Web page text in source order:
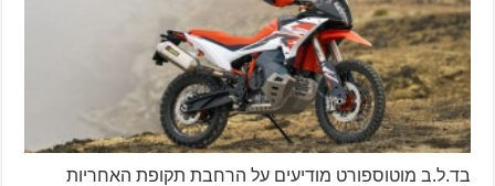
בד.ל.ב מוטוספורט מודיעים על הרחבת תקופת האחריות